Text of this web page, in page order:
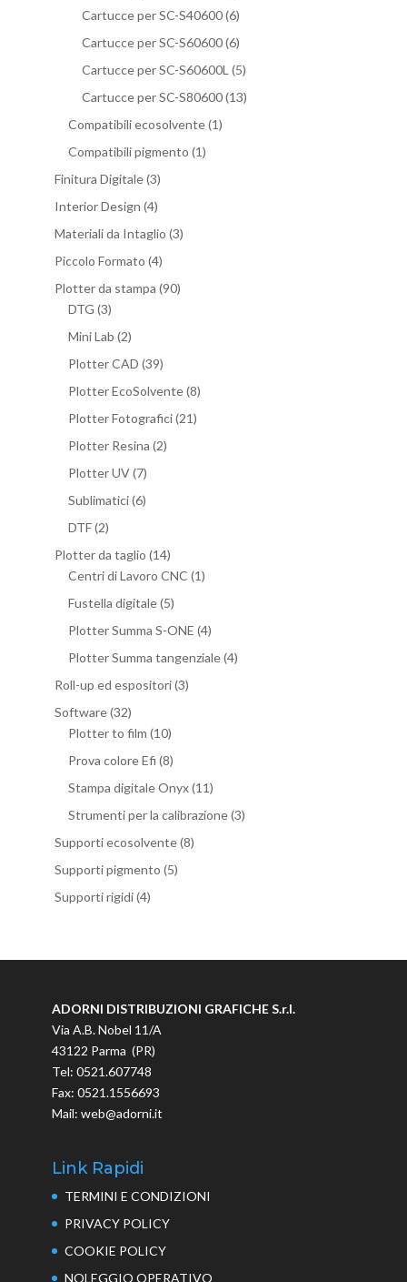
Cartucce per SC-S40600(6)
Cartucce per SC-S60600(6)
Cartucce per SC-S60600L (5)
Cartucce per SC-S80600(13)
Compatibili ecosolvente(1)
Compatibili pigmento (1)
Finitura Digitale(3)
Interior Design (4)
Materiali da Intaglio (3)
Piccolo Formato (4)
Plotter da stampa (90)
DTG (3)
Mini Lab (2)
Plotter CAD (39)
Plotter EcoSolvente(8)
Plotter Fotografici(21)
Plotter Resina (2)
Plotter UV(7)
Sublimatici(6)
DTF(2)
Plotter da taglio (14)
Centri di Lavoro CNC (1)
Fustella digitale(5)
Plotter Summa S-ONE (4)
Plotter Summa tangenziale(4)
Roll-up ed espositori(3)
Software(32)
Plotter to film (10)
Prova colore Efi (8)
Stampa digitale Onyx(11)
Strumenti per la calibrazione(3)
Supporti ecosolvente(8)
Supporti pigmento (5)
Supporti rigidi(4)
ADORNI DISTRIBUZIONI GRAFICHE S.r.l.
Via A.B. Nobel 11/A
43122 Parma (PR)
Tel: 0521.607748
Fax: 0521.1556693
Mail: web@adorni.it
Link Rapidi
TERMINI E CONDIZIONI
PRIVACY POLICY
COOKIE POLICY
NOLEGGIO OPERATIVO